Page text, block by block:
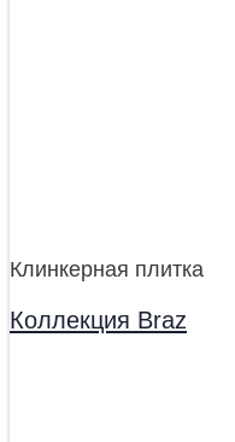
Клинкерная плитка
Коллекция Braz